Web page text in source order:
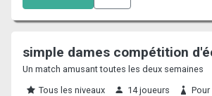
simple dames compétition
Un match amusant toutes les deux semaines
Tous les niveaux
14 joueurs